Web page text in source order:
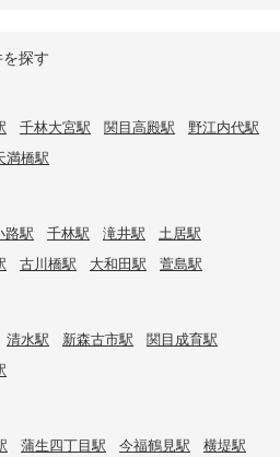
探す
千林大宮駅 関目高殿駅
野江内代駅
満橋駅
路駅 千林駅 滝井駅
土居駅
古川橋駅 大和田駅 萱島駅
清水駅 新森古市駅
関目成育駅
蒲生四丁目駅 今福鶴見駅
横堤駅